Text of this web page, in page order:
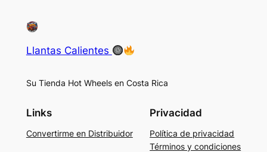
Llantas Calientes
Su Tienda Hot Wheels en Costa Rica
Links
Convertirme en Distribuidor
Privacidad
Política de privacidad
Términos y condiciones